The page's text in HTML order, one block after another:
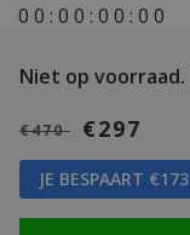
0 0 : 0 0 : 0 0 : 0 0
Niet op voorraad.
€470 €297
JE BESPAART €173